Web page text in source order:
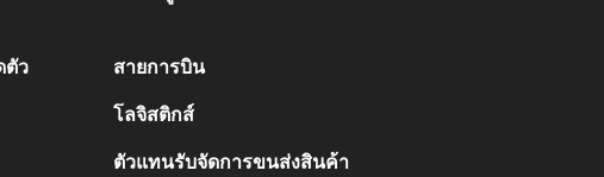
ว
สายการบิน
โลจิสติกส์
ตัวแทนรับจัดการขนส่งสินค้า